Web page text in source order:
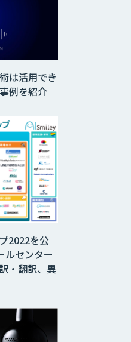
は活用でき
例を紹介
2022を公
ルセンター
・翻訳、異